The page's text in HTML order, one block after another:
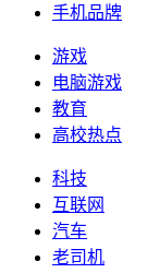
手机品牌
游戏
电脑游戏
教育
高校热点
科技
互联网
汽车
老司机